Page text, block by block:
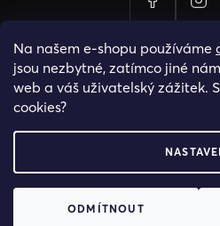
Na našem e-shopu používáme
jsou nezbytné, zatímco jiné
web a váš uživatelský zážitek.
cookies?
ODMÍTNOUT
PROVOZOVATELEM STRANEK
FASHION S.R.O.,